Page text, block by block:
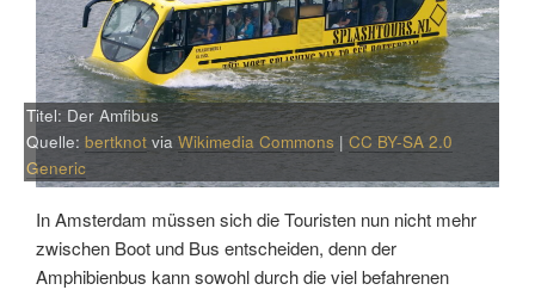
Titel: Der Amfibus
Quelle:bertknot viaWikimedia Commons |CC BY-SA 2.0
Generic
In Amsterdam müssen sich die Touristen nun nicht mehr
zwischen Boot und Bus entscheiden, denn der
Amphibienbus kann sowohl durch die viel befahrenen